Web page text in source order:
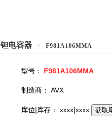
钽电容器 > F981A106MMA
型号： F981A106MMA
制造商： AVX
库位|库存： xxxx|xxxx 获取